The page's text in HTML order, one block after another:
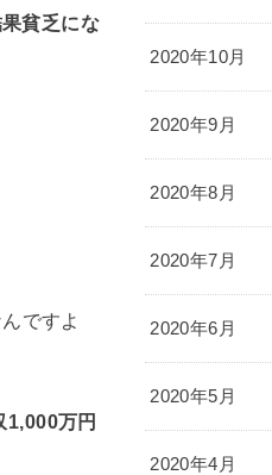
貧乏にな
ですよ
1,000万円
2020年10月
2020年9月
2020年8月
2020年7月
2020年6月
2020年5月
2020年4月